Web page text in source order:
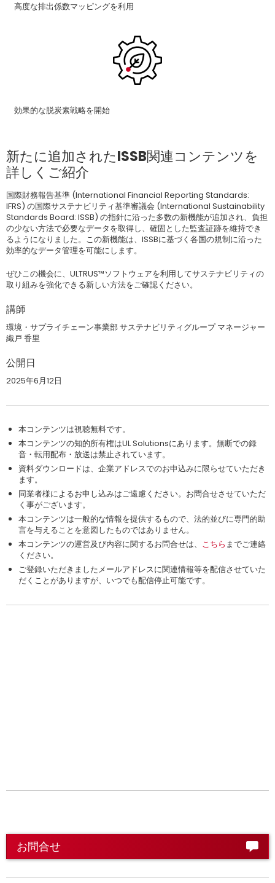
高度な排出係数マッピングを利用
効果的な脱炭素戦略を開始
新たに追加されたISSB関連コンテンツを
詳しくご紹介
国際財務報告基準 (International Financial Reporting Standards:
IFRS) の国際サステナビリティ基準審議会 (International Sustainability
Standards Board: ISSB) の指針に沿った多数の新機能が追加され、負担
の少ない方法で必要なデータを取得し、確固とした監査証跡を維持でき
るようになりました。この新機能は、ISSBに基づく各国の規制に沿った
効率的なデータ管理を可能にします。
ぜひこの機会に、ULTRUS™ソフトウェアを利用してサステナビリティの
取り組みを強化できる新しい方法をご確認ください。
講師
環境・サプライチェーン事業部 サステナビリティグループ マネージャー
織戸 香里
公開日
2025年6月12日
本コンテンツは視聴無料です。
本コンテンツの知的所有権はUL Solutionsにあります。無断での録
音・転用配布・放送は禁止されています。
資料ダウンロードは、企業アドレスでのお申込みに限らせていただき
ます。
同業者様によるお申し込みはご遠慮ください。お問合せさせていただ
く事がございます。
本コンテンツは一般的な情報を提供するもので、法的並びに専門的助
言を与えることを意図したものではありません。
本コンテンツの運営及び内容に関するお問合せは、 こちら までご連絡
ください。
ご登録いただきましたメールアドレスに関連情報等を配信させていた
だくことがありますが、いつでも配信停止可能です。
お問合せ